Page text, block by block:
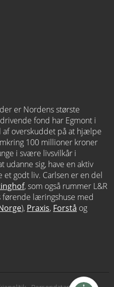
er Nordens største
fond har Egmont i
overskuddet på at hjælpe
100 millioner kroner
i svære livsvilkår i
udanne sig, have en aktiv
godt liv. Carlsen er en del
, som også rummer L&R
førende læringshuse med
), Praxis, Forstå og